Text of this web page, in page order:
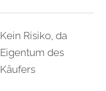
Kein Risiko, da
Eigentum des
Käufers